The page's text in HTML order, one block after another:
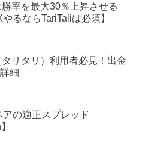
勝率を最大30％上昇させる
やるならTariTaliは必須】
タリタリ）利用者必見！出金
細
アの適正スプレッド